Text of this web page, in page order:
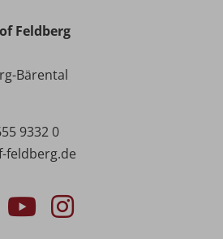
Feldberg
Bärental
9332 0
feldberg.de